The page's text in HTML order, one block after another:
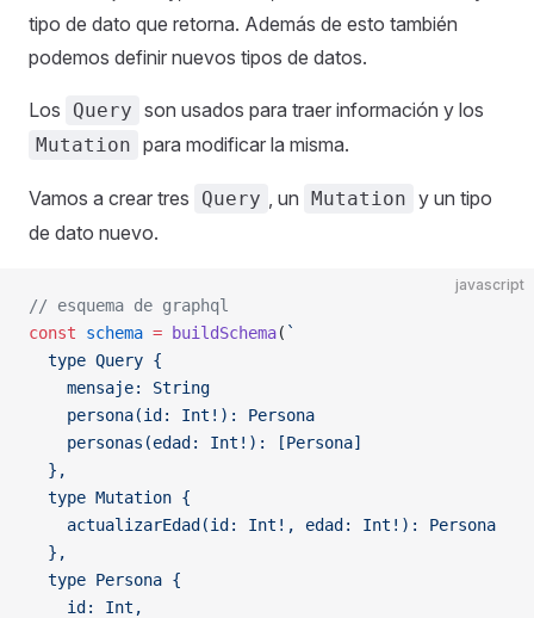
tipo de dato que retorna. Además de esto también
podemos definir nuevos tipos de datos.
Los Query son usados para traer información y los
Mutation para modificar la misma.
Vamos a crear tres Query , un Mutation y un tipo
de dato nuevo.
javascript
// esquema de graphql
const schema = buildSchema( `
  type Query {
    mensaje: String
    persona(id: Int!): Persona
    personas(edad: Int!): [Persona]
  },
  type Mutation {
    actualizarEdad(id: Int!, edad: Int!): Persona
  },
  type Persona {
    id: Int,